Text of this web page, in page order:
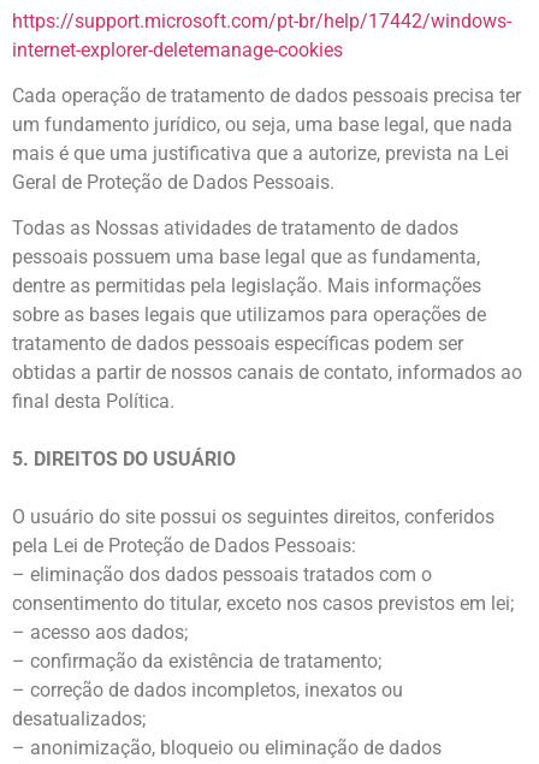
https://support.microsoft.com/pt-br/help/17442/windows-
internet-explorer-deletemanage-cookies
Cada operação de tratamento de dados pessoais precisa ter
um fundamento jurídico, ou seja, uma base legal, que nada
mais é que uma justificativa que a autorize, prevista na Lei
Geral de Proteção de Dados Pessoais.
Todas as Nossas atividades de tratamento de dados
pessoais possuem uma base legal que as fundamenta,
dentre as permitidas pela legislação. Mais informações
sobre as bases legais que utilizamos para operações de
tratamento de dados pessoais específicas podem ser
obtidas a partir de nossos canais de contato, informados ao
final desta Política.
5. DIREITOS DO USUÁRIO
O usuário do site possui os seguintes direitos, conferidos
pela Lei de Proteção de Dados Pessoais:
– eliminação dos dados pessoais tratados com o
consentimento do titular, exceto nos casos previstos em lei;
– acesso aos dados;
– confirmação da existência de tratamento;
– correção de dados incompletos, inexatos ou
desatualizados;
– anonimização, bloqueio ou eliminação de dados